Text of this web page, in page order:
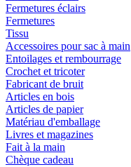
Fermetures éclairs
Fermetures
Tissu
Accessoires pour sac à main
Entoilages et rembourrage
Crochet et tricoter
Fabricant de bruit
Articles en bois
Articles de papier
Matériau d'emballage
Livres et magazines
Fait à la main
Chèque cadeau